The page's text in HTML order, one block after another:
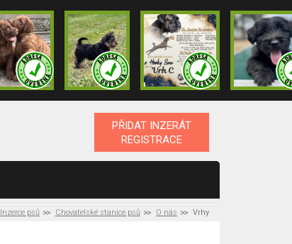
PŘIDAT INZERÁT
REGISTRACE
Inzerce psů Chovatelské stanice psů O nás Vrhy